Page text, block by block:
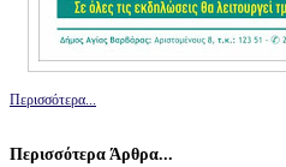
Περισσότερα...
Περισσότερα Άρθρα...